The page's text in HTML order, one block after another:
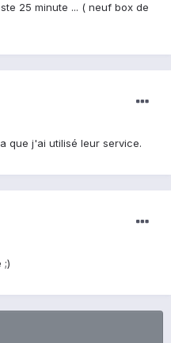
25 minute ... ( neuf box de
que j'ai utilisé leur service.
;)